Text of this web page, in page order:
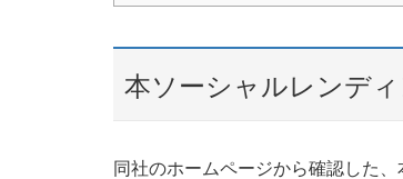
本ソーシャルレンデ
同社のホームページから確認した